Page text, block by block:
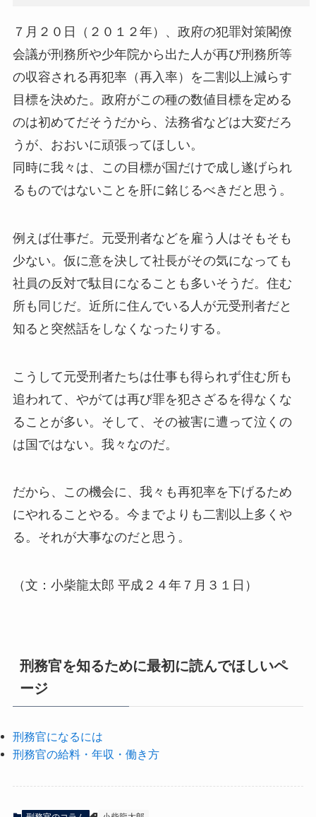
７月２０日（２０１２年）、政府の犯罪対策閣僚
会議が刑務所や少年院から出た人が再び刑務所等
の収容される再犯率（再入率）を二割以上減らす
目標を決めた。政府がこの種の数値目標を定める
のは初めてだそうだから、法務省などは大変だろ
うが、おおいに頑張ってほしい。
同時に我々は、この目標が国だけで成し遂げられ
るものではないことを肝に銘じるべきだと思う。
例えば仕事だ。元受刑者などを雇う人はそもそも
少ない。仮に意を決して社長がその気になっても
社員の反対で駄目になることも多いそうだ。住む
所も同じだ。近所に住んでいる人が元受刑者だと
知ると突然話をしなくなったりする。
こうして元受刑者たちは仕事も得られず住む所も
追われて、やがては再び罪を犯さざるを得なくな
ることが多い。そして、その被害に遭って泣くの
は国ではない。我々なのだ。
だから、この機会に、我々も再犯率を下げるため
にやれることやる。今までよりも二割以上多くや
る。それが大事なのだと思う。
（文：小柴龍太郎 平成２４年７月３１日）
刑務官を知るために最初に読んでほしいペ
ージ
刑務官になるには
刑務官の給料・年収・働き方